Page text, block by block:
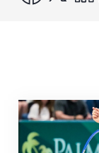
Nächster